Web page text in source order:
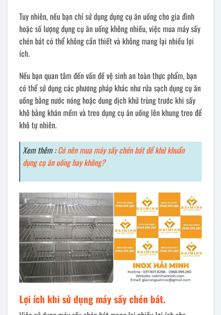
Tuy nhiên, nếu bạn chỉ sử dụng dụng cụ ăn uống cho gia đình
hoặc số lượng dụng cụ ăn uống không nhiều, việc mua máy sấy
chén bát có thể không cần thiết và không mang lại nhiều lợi
ích.
Nếu bạn quan tâm đến vấn đề vệ sinh an toàn thực phẩm, bạn
có thể sử dụng các phương pháp khác như rửa sạch dụng cụ ăn
uống bằng nước nóng hoặc dung dịch khử trùng trước khi sấy
khô bằng khăn mềm và treo dụng cụ ăn uống lên khung treo để
khô tự nhiên.
Xem thêm :Có nên mua máy sấy chén bát để khử khuẩn
dụng cụ ăn uống hay không?
Lợi ích khi sử dụng máy sấy chén bát.